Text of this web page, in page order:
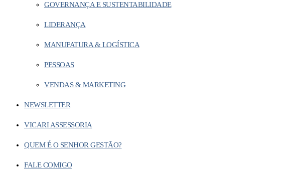
GOVERNANÇA E SUSTENTABILIDADE
LIDERANÇA
MANUFATURA & LOGÍSTICA
PESSOAS
VENDAS & MARKETING
NEWSLETTER
VICARI ASSESSORIA
QUEM É O SENHOR GESTÃO?
FALE COMIGO